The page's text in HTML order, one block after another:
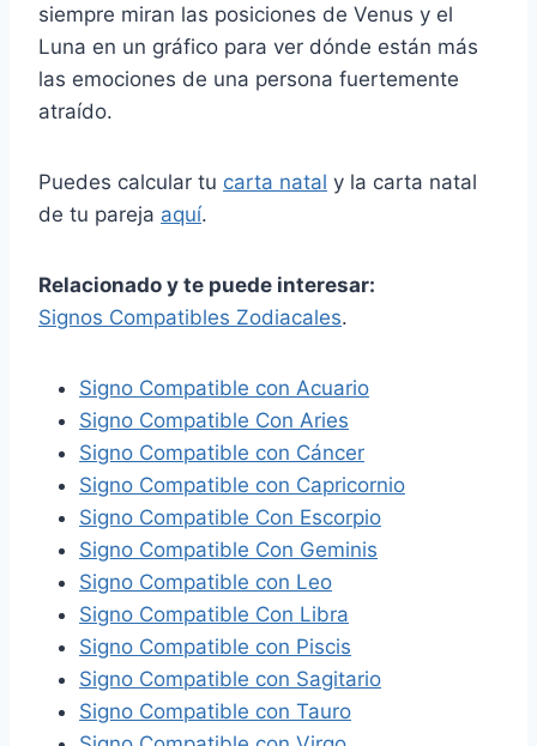
siempre miran las posiciones de Venus y el
Luna en un gráfico para ver dónde están más
las emociones de una persona fuertemente
atraído.
Puedes calcular tu carta natal y la carta natal
de tu pareja aquí.
Relacionado y te puede interesar:
Signos Compatibles Zodiacales.
Signo Compatible con Acuario
Signo Compatible Con Aries
Signo Compatible con Cáncer
Signo Compatible con Capricornio
Signo Compatible Con Escorpio
Signo Compatible Con Geminis
Signo Compatible con Leo
Signo Compatible Con Libra
Signo Compatible con Piscis
Signo Compatible con Sagitario
Signo Compatible con Tauro